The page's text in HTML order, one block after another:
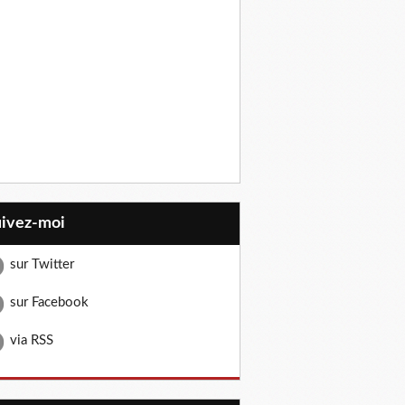
moi
sur Twitter
sur Facebook
via RSS